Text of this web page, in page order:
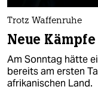
Trotz Waffenruhe
Neue
Am Sonntag hätte
bereits am ersten
afrikanischen Land.